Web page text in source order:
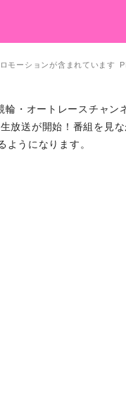
モーションが含まれています
輪・オートレースチャン
放送が開始！番組を見
うになります。